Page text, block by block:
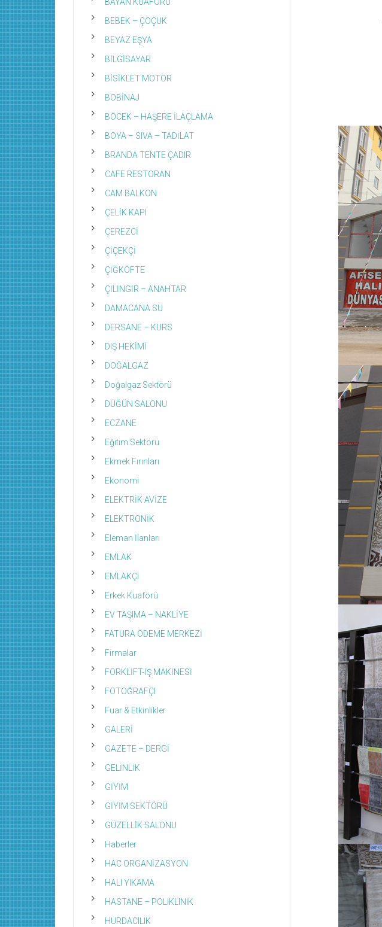
BEBEK – ÇOÇUK
BEYAZ EŞYA
BİLGİSAYAR
BİSİKLET MOTOR
BOBİNAJ
BÖCEK – HAŞERE İLAÇLAMA
BOYA – SIVA – TADİLAT
BRANDA TENTE ÇADIR
CAFE RESTORAN
CAM BALKON
ÇELİK KAPI
ÇEREZCİ
ÇİÇEKÇİ
ÇİĞKÖFTE
ÇİLİNGİR – ANAHTAR
DAMACANA SU
DERSANE – KURS
DIŞ HEKİMİ
DOĞALGAZ
Doğalgaz Sektörü
DÜĞÜN SALONU
ECZANE
Eğitim Sektörü
Ekmek Fırınları
Ekonomi
ELEKTRİK AVİZE
ELEKTRONİK
Eleman İlanları
EMLAK
EMLAKÇI
Erkek Kuaförü
EV TAŞIMA – NAKLİYE
FATURA ÖDEME MERKEZİ
Firmalar
FORKLİFT-İŞ MAKİNESİ
FOTOĞRAFÇI
Fuar & Etkinlikler
GALERİ
GAZETE – DERGİ
GELİNLİK
GİYİM
GİYİM SEKTÖRÜ
GÜZELLİK SALONU
Haberler
HAC ORGANİZASYON
HALI YIKAMA
HASTANE – POLIKLINIK
HURDACILIK